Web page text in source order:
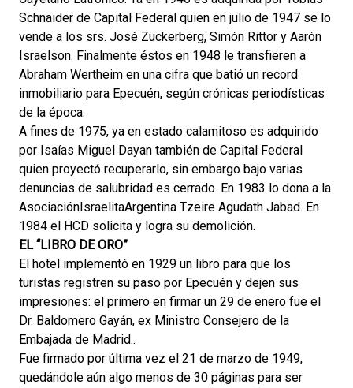
Schnaider de Capital Federal quien en julio de 1947 se lo
vende a los srs. José Zuckerberg, Simón Rittor y Aarón
Israelson. Finalmente éstos en 1948 le transfieren a
Abraham Wertheim en una cifra que batió un record
inmobiliario para Epecuén, según crónicas periodísticas
de la época.
A fines de 1975, ya en estado calamitoso es adquirido
por Isaías Miguel Dayan también de Capital Federal
quien proyectó recuperarlo, sin embargo bajo varias
denuncias de salubridad es cerrado. En 1983 lo dona a la
AsociaciónIsraelitaArgentina Tzeire Agudath Jabad. En
1984 el HCD solicita y logra su demolición.
EL “LIBRO DE ORO”
El hotel implementó en 1929 un libro para que los
turistas registren su paso por Epecuén y dejen sus
impresiones: el primero en firmar un 29 de enero fue el
Dr. Baldomero Gayán, ex Ministro Consejero de la
Embajada de Madrid..
Fue firmado por última vez el 21 de marzo de 1949,
quedándole aún algo menos de 30 páginas para ser